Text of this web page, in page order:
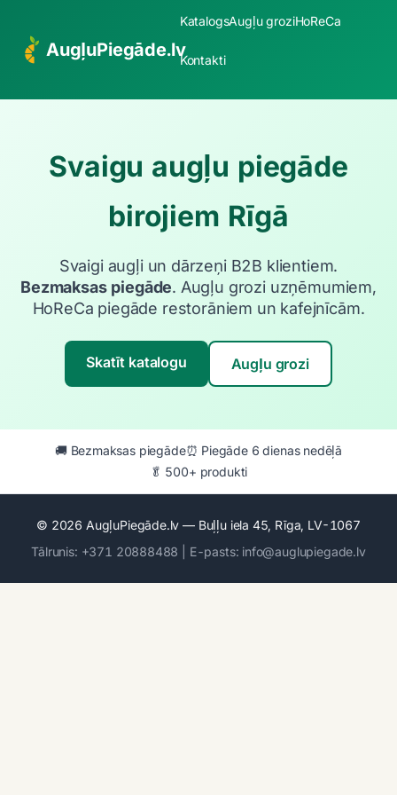
AugļuPiegāde.lv
KatalogsAugļu groziHoReCa
Kontakti
Svaigu augļu piegāde
birojiem Rīgā
Svaigi augļi un dārzeņi B2B klientiem.
Bezmaksas piegāde. Augļu grozi uzņēmumiem,
HoReCa piegāde restorāniem un kafejnīcām.
Skatīt katalogu Augļu grozi
🚚 Bezmaksas piegāde⏰ Piegāde 6 dienas nedēļā
🥬 500+ produkti
© 2026 AugļuPiegāde.lv — Buļļu iela 45, Rīga, LV-1067
Tālrunis: +371 20888488 | E-pasts: info@auglupiegade.lv